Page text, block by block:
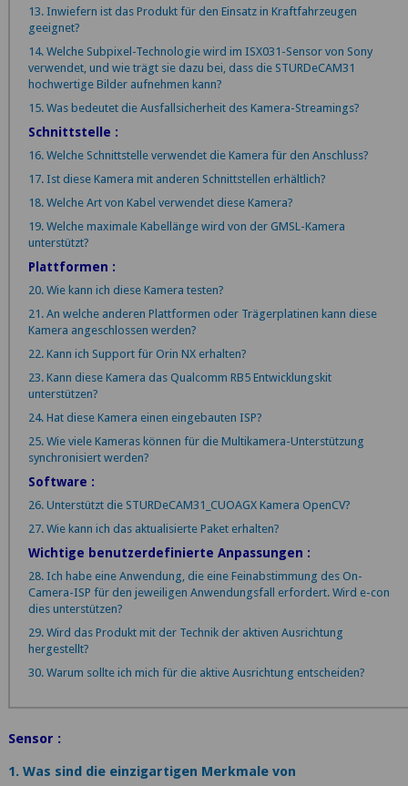
13. Inwiefern ist das Produkt für den Einsatz in Kraftfahrzeugen
geeignet?
14. Welche Subpixel-Technologie wird im ISX031-Sensor von Sony
verwendet, und wie trägt sie dazu bei, dass die STURDeCAM31
hochwertige Bilder aufnehmen kann?
15. Was bedeutet die Ausfallsicherheit des Kamera-Streamings?
Schnittstelle :
16. Welche Schnittstelle verwendet die Kamera für den Anschluss?
17. Ist diese Kamera mit anderen Schnittstellen erhältlich?
18. Welche Art von Kabel verwendet diese Kamera?
19. Welche maximale Kabellänge wird von der GMSL-Kamera
unterstützt?
Plattformen :
20. Wie kann ich diese Kamera testen?
21. An welche anderen Plattformen oder Trägerplatinen kann diese
Kamera angeschlossen werden?
22. Kann ich Support für Orin NX erhalten?
23. Kann diese Kamera das Qualcomm RB5 Entwicklungskit
unterstützen?
24. Hat diese Kamera einen eingebauten ISP?
25. Wie viele Kameras können für die Multikamera-Unterstützung
synchronisiert werden?
Software :
26. Unterstützt die STURDeCAM31_CUOAGX Kamera OpenCV?
27. Wie kann ich das aktualisierte Paket erhalten?
Wichtige benutzerdefinierte Anpassungen :
28. Ich habe eine Anwendung, die eine Feinabstimmung des On-
Camera-ISP für den jeweiligen Anwendungsfall erfordert. Wird e-con
dies unterstützen?
29. Wird das Produkt mit der Technik der aktiven Ausrichtung
hergestellt?
30. Warum sollte ich mich für die aktive Ausrichtung entscheiden?
Sensor :
1. Was sind die einzigartigen Merkmale von